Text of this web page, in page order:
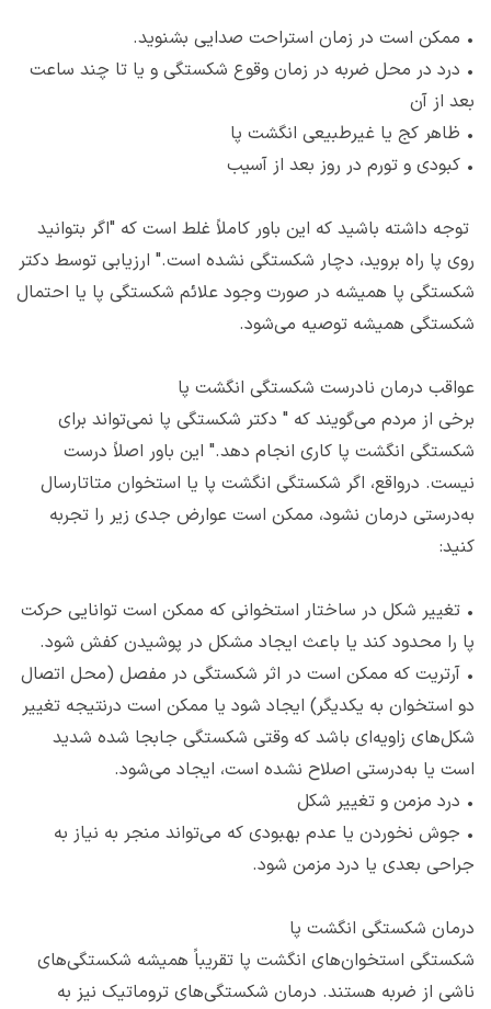
• ممکن است در زمان استراحت صدایی بشنوید.
• درد در محل ضربه در زمان وقوع شکستگی و یا تا چند ساعت
بعد از آن
• ظاهر کج یا غیرطبیعی انگشت پا
• کبودی و تورم در روز بعد از آسیب
توجه داشته باشید که این باور کاملاً غلط است که "اگر بتوانید
روی پا راه بروید، دچار شکستگی نشده است." ارزیابی توسط دکتر
شکستگی پا همیشه در صورت وجود علائم شکستگی پا یا احتمال
شکستگی همیشه توصیه می‌شود.
عواقب درمان نادرست شکستگی انگشت پا
برخی از مردم می‌گویند که " دکتر شکستگی پا نمی‌تواند برای
شکستگی انگشت پا کاری انجام دهد." این باور اصلاً درست
نیست. درواقع، اگر شکستگی انگشت پا یا استخوان متاتارسال
به‌درستی درمان نشود، ممکن است عوارض جدی زیر را تجربه
کنید:
• تغییر شکل در ساختار استخوانی که ممکن است توانایی حرکت
پا را محدود کند یا باعث ایجاد مشکل در پوشیدن کفش شود.
• آرتریت که ممکن است در اثر شکستگی در مفصل (محل اتصال
دو استخوان به یکدیگر) ایجاد شود یا ممکن است درنتیجه تغییر
شکل‌های زاویه‌ای باشد که وقتی شکستگی جابجا شده شدید
است یا به‌درستی اصلاح نشده است، ایجاد می‌شود.
• درد مزمن و تغییر شکل
• جوش نخوردن یا عدم بهبودی که می‌تواند منجر به نیاز به
جراحی بعدی یا درد مزمن شود.
درمان شکستگی انگشت پا
شکستگی استخوان‌های انگشت پا تقریباً همیشه شکستگی‌های
ناشی از ضربه هستند. درمان شکستگی‌های تروماتیک نیز به